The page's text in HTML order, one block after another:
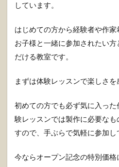
しています。
はじめての方から経験者や作家
お子様と一緒に参加されたい
だける教室です。
まずは体験レッスンで楽しさを
初めての方でも必ず気に入っ
験レッスンでは製作に必要な
すので、手ぶらで気軽に参加し
今ならオープン記念の特別価格